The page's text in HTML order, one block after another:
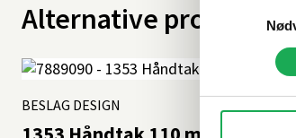
Alternative produkter
BESLAG DESIGN